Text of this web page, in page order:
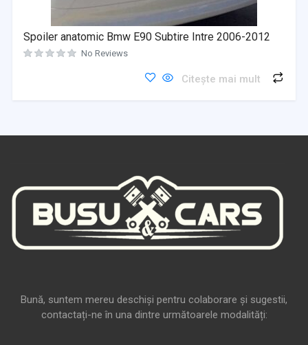
Spoiler anatomic Bmw E90 Subtire Intre 2006-2012
No Reviews
Citește mai mult
Bună, suntem mereu deschiși pentru colaborare și sugestii,
contactați-ne în una dintre următoarele modalități: